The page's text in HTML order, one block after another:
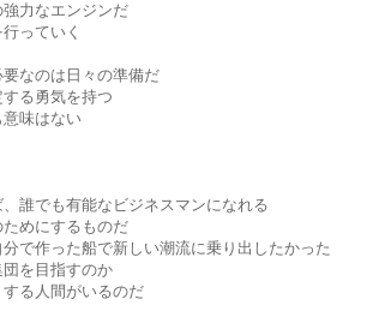
強力なエンジンだ
っていく
なのは日々の準備だ
る勇気を持つ
意味はない
誰でも有能なビジネスマンになれる
ためにするものだ
で作った船で新しい潮流に乗り出したかった
団を目指すのか
る人間がいるのだ